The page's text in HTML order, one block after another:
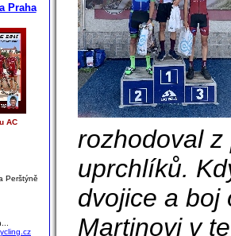
Praha
AC
Perštýně
rozhodoval
uprchlíků.
dvojice a boj
Martinovi v